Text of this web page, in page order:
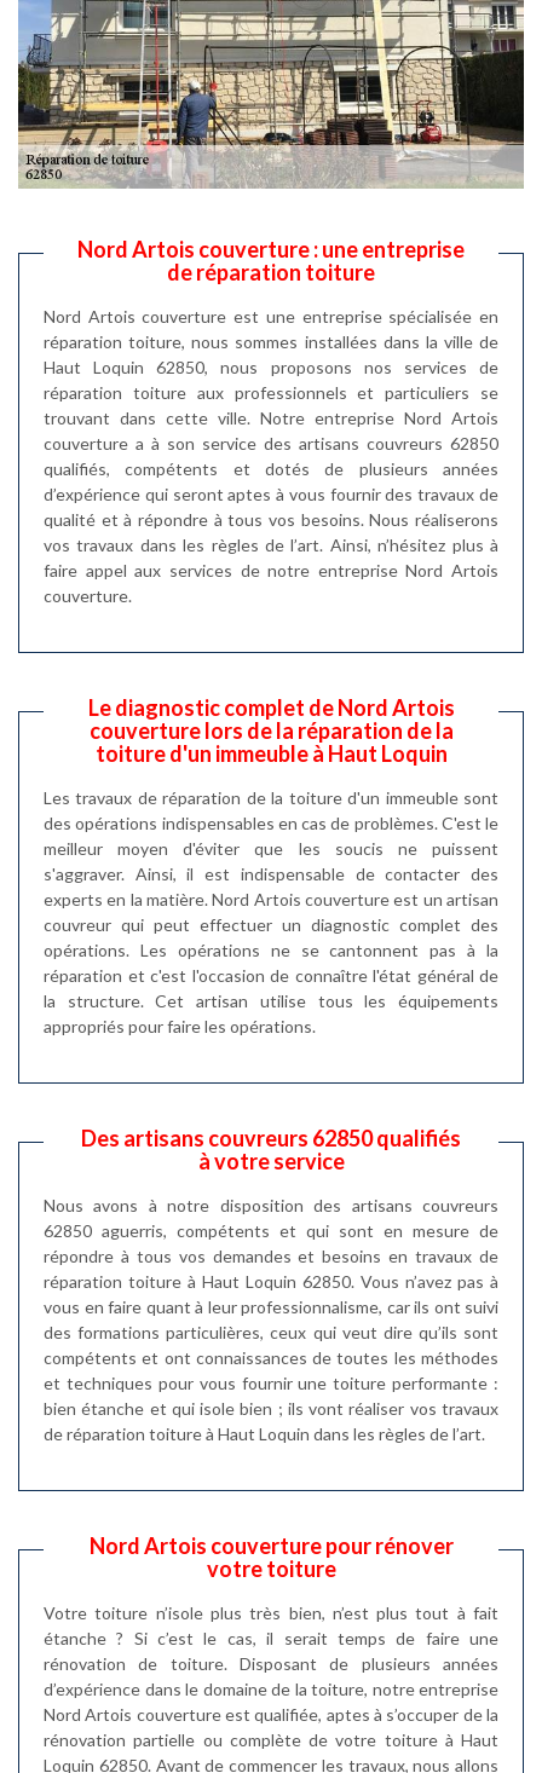
Nord Artois couverture : une entreprise
de réparation toiture
Nord Artois couverture est une entreprise spécialisée en
réparation toiture, nous sommes installées dans la ville de
Haut Loquin 62850, nous proposons nos services de
réparation toiture aux professionnels et particuliers se
trouvant dans cette ville. Notre entreprise Nord Artois
couverture a à son service des artisans couvreurs 62850
qualifiés, compétents et dotés de plusieurs années
d’expérience qui seront aptes à vous fournir des travaux de
qualité et à répondre à tous vos besoins. Nous réaliserons
vos travaux dans les règles de l’art. Ainsi, n’hésitez plus à
faire appel aux services de notre entreprise Nord Artois
couverture.
Le diagnostic complet de Nord Artois
couverture lors de la réparation de la
toiture d'un immeuble à Haut Loquin
Les travaux de réparation de la toiture d'un immeuble sont
des opérations indispensables en cas de problèmes. C'est le
meilleur moyen d'éviter que les soucis ne puissent
s'aggraver. Ainsi, il est indispensable de contacter des
experts en la matière. Nord Artois couverture est un artisan
couvreur qui peut effectuer un diagnostic complet des
opérations. Les opérations ne se cantonnent pas à la
réparation et c'est l'occasion de connaître l'état général de
la structure. Cet artisan utilise tous les équipements
appropriés pour faire les opérations.
Des artisans couvreurs 62850 qualifiés
à votre service
Nous avons à notre disposition des artisans couvreurs
62850 aguerris, compétents et qui sont en mesure de
répondre à tous vos demandes et besoins en travaux de
réparation toiture à Haut Loquin 62850. Vous n’avez pas à
vous en faire quant à leur professionnalisme, car ils ont suivi
des formations particulières, ceux qui veut dire qu’ils sont
compétents et ont connaissances de toutes les méthodes
et techniques pour vous fournir une toiture performante :
bien étanche et qui isole bien ; ils vont réaliser vos travaux
de réparation toiture à Haut Loquin dans les règles de l’art.
Nord Artois couverture pour rénover
votre toiture
Votre toiture n’isole plus très bien, n’est plus tout à fait
étanche ? Si c’est le cas, il serait temps de faire une
rénovation de toiture. Disposant de plusieurs années
d’expérience dans le domaine de la toiture, notre entreprise
Nord Artois couverture est qualifiée, aptes à s’occuper de la
rénovation partielle ou complète de votre toiture à Haut
Loquin 62850. Avant de commencer les travaux, nous allons